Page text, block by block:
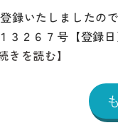
録いたしましたの
３２６７号【登録
きを読む】